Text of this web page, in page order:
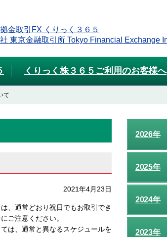
くりっく株３６５ご利用のお客様へ
て
2021年4月23日
、通常どおり祝日でもお取引でき
ご注意ください。
は、通常と異なるスケジュールを
2026年
2025年
2024年
2023年